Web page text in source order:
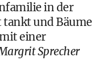
in der
tankt und Bäume
einer
Sprecher